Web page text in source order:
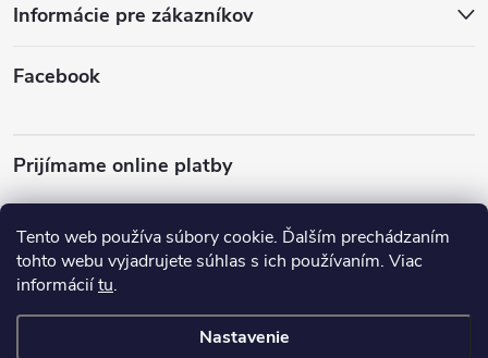
Tento web používa súbory cookie. Ďalším prechádzaním
tohto webu vyjadrujete súhlas s ich používaním. Viac
informáciítu.
Nastavenie
p
ä
i
e
Informácie pre zákazníkov
Facebook
Prijímame online platby